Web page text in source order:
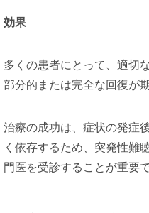
効果
多くの患者にとって、適切
部分的または完全な回復が
治療の成功は、症状の発症
く依存するため、突発性難
門医を受診することが重要で